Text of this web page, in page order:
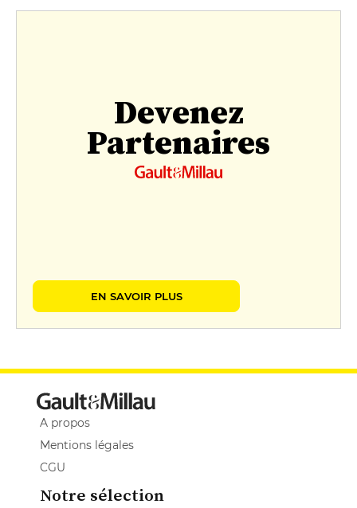
Devenez
Partenaires
EN SAVOIR PLUS
A propos
Mentions légales
CGU
Notre sélection